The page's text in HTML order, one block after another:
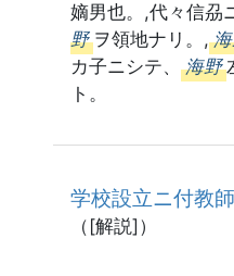
嫡男也。,代々信刕
野 ヲ領地ナリ。,
カ子ニシテ、 海野
ト。
学校設立ニ付教
（[解説]）